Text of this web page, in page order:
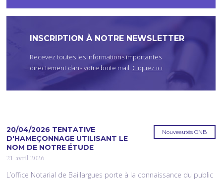
C
INSCRIPTION À NOTRE NEWSLETTER
Recevez toutes les informations importantes
directement dans votre boite mail. Cliquez ici
Nouveautés ONB
20/04/2026 TENTATIVE
D'HAMEÇONNAGE UTILISANT LE
NOM DE NOTRE ÉTUDE
21 avril 2026
L’office Notarial de Baillargues porte à la connaissance du public